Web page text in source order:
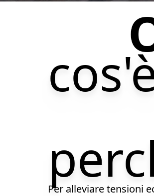
È un percorso
Per alleviare tensioni